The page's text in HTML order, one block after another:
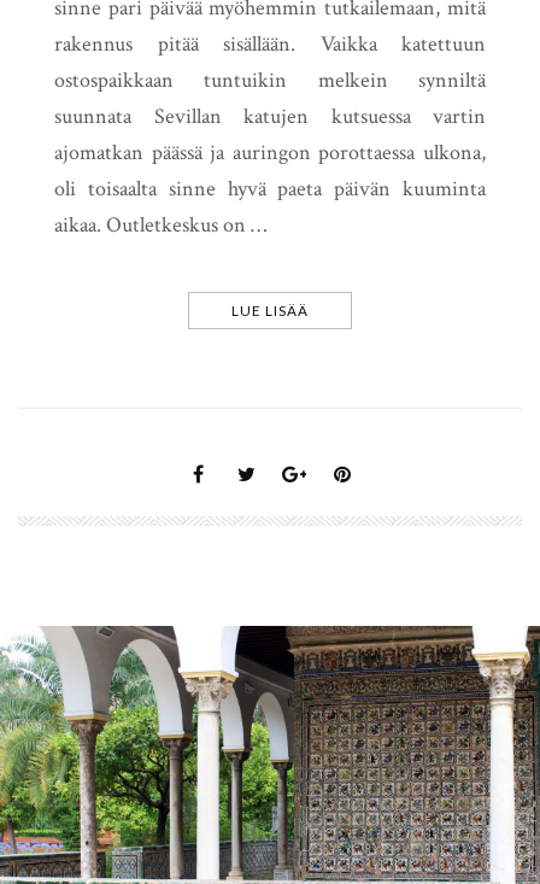
sinne pari päivää myöhemmin tutkailemaan, mitä
rakennus pitää sisällään. Vaikka katettuun
ostospaikkaan tuntuikin melkein synniltä
suunnata Sevillan katujen kutsuessa vartin
ajomatkan päässä ja auringon porottaessa ulkona,
oli toisaalta sinne hyvä paeta päivän kuuminta
aikaa. Outletkeskus on …
LUE LISÄÄ